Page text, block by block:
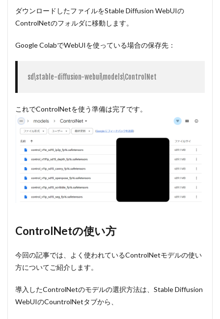
ダウンロードしたファイルをStable Diffusion WebUIの
ControlNetのフォルダに移動します。
Google ColabでWebUIを使っている場合の保存先：
sd\stable-diffusion-webui\models\ControlNet
これでControlNetを使う準備は完了です。
ControlNetの使い方
今回の記事では、よく使われているControlNetモデルの使い
方についてご紹介します。
導入したControlNetのモデルの選択方法は、Stable Diffusion
WebUIのCountrolNetタブから、